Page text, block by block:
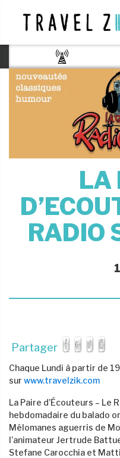
LA
RADIO
Partager
Chaque Lundi à partir de
sur www.travelzik.com
La Paire d’Écouteurs – Le
hebdomadaire du balado
Mélomanes aguerris de
l’animateur Jertrude
Stefane Carocchia et